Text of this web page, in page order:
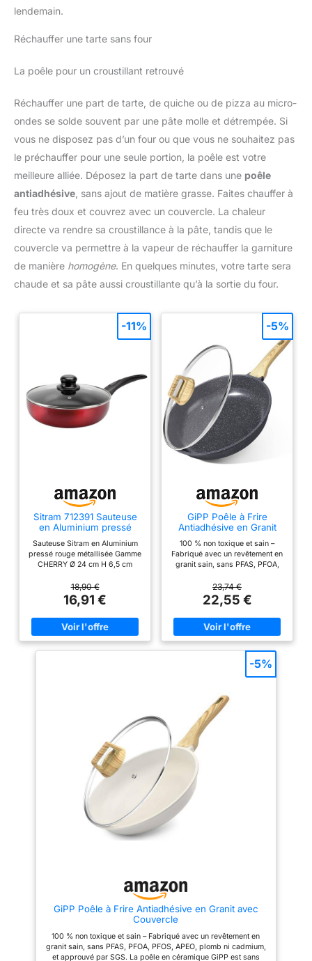
lendemain.
Réchauffer une tarte sans four
La poêle pour un croustillant retrouvé
Réchauffer une part de tarte, de quiche ou de pizza au micro-
ondes se solde souvent par une pâte molle et détrempée. Si
vous ne disposez pas d’un four ou que vous ne souhaitez pas
le préchauffer pour une seule portion, la poêle est votre
meilleure alliée. Déposez la part de tarte dans une poêle
antiadhésive, sans ajout de matière grasse. Faites chauffer à
feu très doux et couvrez avec un couvercle. La chaleur
directe va rendre sa croustillance à la pâte, tandis que le
couvercle va permettre à la vapeur de réchauffer la garniture
de manière homogène. En quelques minutes, votre tarte sera
chaude et sa pâte aussi croustillante qu’à la sortie du four.
Sitram 712391 Sauteuse
en Aluminium pressé
cm - Revêtement anti-
adhésif - Coloris Rouge
métallisé - Couvercle en
Tous feux dont induction
Sauteuse Sitram en Aluminium
pressé rouge métallisée Gamme
CHERRY Ø 24 cm H 6,5 cm
types de feux : induction, gaz,
plaques électriques et
vitrocéramique. Compatible
lave-vaisselle, compatible
réfrigérateur. Sauteuse Sitram
Cherry en aluminium pressé
thermorésistant noir - Epaisseur
corps 2.5 mm - Couvercle
Vapeur en Verre inclus. Devenu
incontournable de l'équipement
des foyers français SITRAM a
marqué plusieurs générations
avec son célèbre slogan "Si
vous ne prenez pas une
SITRAM, vous risquez de
prendre une gamelle !"
18,90 €
16,91 €
-11%
GiPP Poêle à Frire
Antiadhésive en Granit
100 % non toxique et sain –
Fabriqué avec un revêtement en
granit sain, sans PFAS, PFOA,
cadmium, et approuvé par SGS.
La poêle en céramique GiPP est
sans danger pour votre famille
et l'environnement ! Antiadhésif
en granit – Les aliments glissent
facilement, nécessitant moins
saine avec cette poêle en
céramique. Notre poêle
antiadhésive est idéale pour
comme une poêle à œufs ou
une poêle à omelette. Poignée
Reste Froide – La poignée en
bakélite de la poêle présente un
design effet bois, est
confortable à saisir et reste
Compatible Induction – Convient
à tous types de plaques de
cuisson, y compris gaz,
électrique et induction. Le noyau
résistant aux rayures conserve
après de nombreux passages
23,74 €
22,55 €
-5%
GiPP Poêle à Frire Antiadhésive en Granit avec
Couvercle
100 % non toxique et sain – Fabriqué avec un revêtement en
granit sain, sans PFAS, PFOA, PFOS, APEO, plomb ni cadmium,
et approuvé par SGS. La poêle en céramique GiPP est sans
-5%